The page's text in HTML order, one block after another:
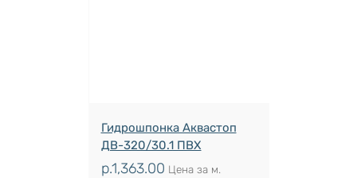
Гидрошпонка Аквастоп
ДВ-320/30.1 ПВХ
р.1,363.00 Цена за м.